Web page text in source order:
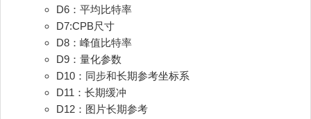
D6：平均比特率
D7:CPB尺寸
D8：峰值比特率
D9：量化参数
D10：同步和长期参考坐标系
D11：长期缓冲
D12：图片长期参考